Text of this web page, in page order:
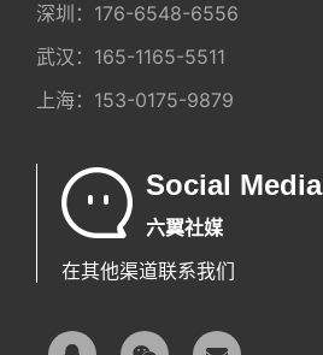
深圳： 176-6548-6556
武汉： 165-1165-5511
上海： 153-0175-9879
Social Media
六翼社媒
在其他渠道联系我们